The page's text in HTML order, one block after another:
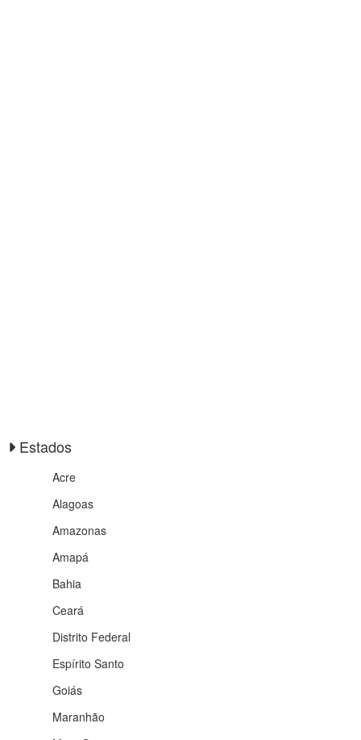
Estados
Acre
Alagoas
Amazonas
Amapá
Bahia
Ceará
Distrito Federal
Espírito Santo
Goiás
Maranhão